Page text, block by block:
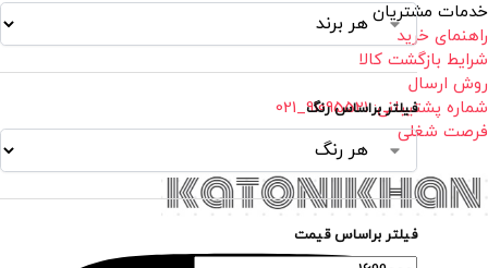
فیلتر براساس رنگ
فیلتر براساس قیمت
خدمات مشتریان
راهنمای خرید
شرایط بازگشت کالا
روش ارسال
شماره پشتیبانی: 91095521_021
فرصت شغلی